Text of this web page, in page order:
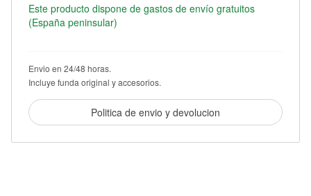
Este producto dispone de gastos de envío gratuitos
(España peninsular)
Envio en 24/48 horas.
Incluye funda original y accesorios.
Politica de envio y devolucion